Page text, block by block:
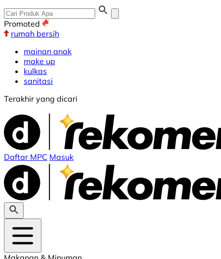
Promoted
rumah bersih
mainan anak
make up
kulkas
sanitasi
Terakhir yang dicari
Daftar MPC Masuk